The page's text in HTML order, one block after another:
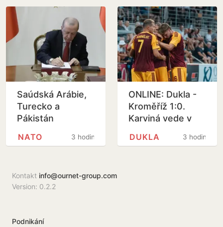
Saúdská Arábie,
Turecko a
Pákistán
obrannou dohodu
3 hodiny
NATO
ONLINE: Dukla -
Kroměříž 1:0.
Karviná vede v
B porazila Třinec
3 hodiny
DUKLA
Kontakt info@ournet-group.com
Version: 0.2.2
Podnikání